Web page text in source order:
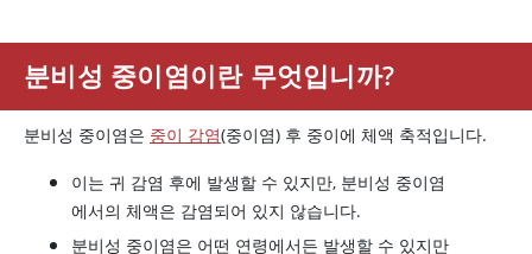
분비성 중이염이란 무엇입니까?
분비성 중이염은 중이 감염(중이염) 후 중이에 체액 축적입니다.
이는 귀 감염 후에 발생할 수 있지만, 분비성 중이염
에서의 체액은 감염되어 있지 않습니다.
분비성 중이염은 어떤 연령에서든 발생할 수 있지만